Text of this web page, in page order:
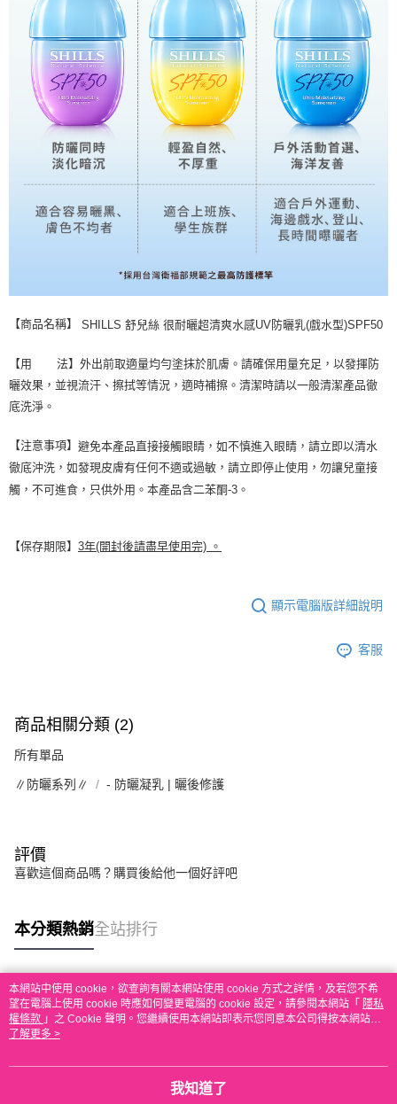
【商品名稱】 SHILLS 舒兒絲 很耐曬超清爽水感UV防曬乳(戲水型)SPF50
【用 法】外出前取適量均勻塗抹於肌膚。請確保用量充足，以發揮防
曬效果，並視流汗、擦拭等情況，適時補擦。清潔時請以一般清潔產品徹
底洗淨。
【注意事項】 避免本產品直接接觸眼睛，如不慎進入眼睛，請立即以清水
徹底沖洗，如發現皮膚有任何不適或過敏，請立即停止使用，勿讓兒童接
觸，不可進食，只供外用。本產品含二苯酮-3。
【保存期限】 3年(開封後請盡早使用完) 。
顯示電腦版詳細說明
客服
商品相關分類 (2)
所有單品
∥防曬系列∥ - 防曬凝乳 | 曬後修護
評價
喜歡這個商品嗎？購買後給他一個好評吧
本分類熱銷全站排行
熱門標籤
本網站中使用 cookie，欲查詢有關本網站使用 cookie 方式之詳情，及若您不希
望在電腦上使用 cookie 時應如何變更電腦的 cookie 設定，請參閱本網站「 隱私
權條款 」之 Cookie 聲明。您繼續使用本網站即表示您同意本公司得按本網站使
用條款之 Cookie 聲明使用 cookie。
了解更多 >
我知道了